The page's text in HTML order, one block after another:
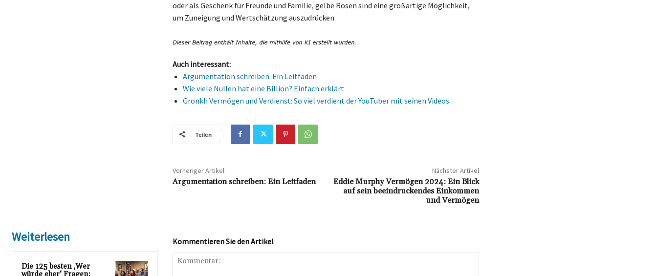
oder als Geschenk für Freunde und Familie, gelbe Rosen sind eine großartige Möglichkeit,
um Zuneigung und Wertschätzung auszudrücken.
Auch interessant:
Argumentation schreiben: Ein Leitfaden
Wie viele Nullen hat eine Billion? Einfach erklärt
Gronkh Vermögen und Verdienst: So viel verdient der YouTuber mit seinen Videos
Teilen
Vorheriger Artikel
Argumentation schreiben: Ein Leitfaden
Nächster Artikel
Eddie Murphy Vermögen 2024: Ein Blick
auf sein beeindruckendes Einkommen
und Vermögen
Weiterlesen
Die 125 besten ‚Wer
Kommentieren Sie den Artikel